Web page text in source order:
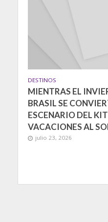
DESTINOS
MIENTRAS EL
BRASIL SE
ESCENARIO DEL
VACACIONES AL
julio 23, 2026